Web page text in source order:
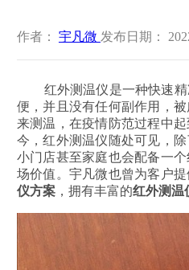
作者： 宇凡微 发布日期：
红外测温仪是一种快速精
便，并且没有任何副作用，
来测温，在疫情防范过程中
今，红外测温仪随处可见，
小门店甚至家庭也会配备一
场价值。宇凡微也曾为客户
仪方案，拥有丰富的红外测温